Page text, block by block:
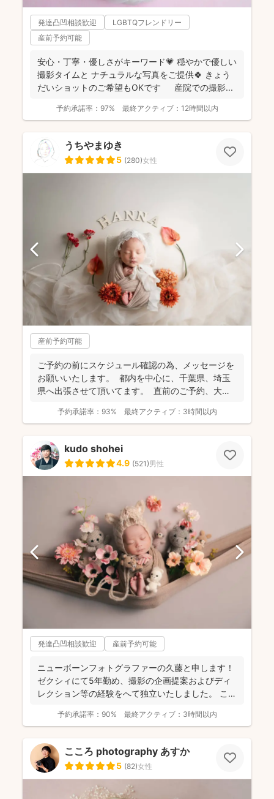
発達凸凹相談歓迎
LGBTQフレンドリー
産前予約可能
安心・丁寧・優しさがキーワード💗 穏やかで優しい
撮影タイムと ナチュラルな写真をご提供🍀 きょう
だいショットのご希望もOKです 産院での撮影...
予約承諾率： 97% 最終アクティブ： 12時間以内
うちやまゆき
5 (280)女性
産前予約可能
ご予約の前にスケジュール確認の為、 メッセージを
お願いいたします。 都内を中心に、千葉県、埼玉
県へ出張させて頂いてます。 直前のご予約、大歓
予約承諾率： 93% 最終アクティブ： 3時間以内
kudo shohei
4.9 (521)男性
発達凸凹相談歓迎 産前予約可能
ニューボーンフォトグラファーの久藤と申します！
ゼクシィにて5年勤め、撮影の企画提案およびディ
レクション等の経験をへて独立いたしました。 これ
予約承諾率： 90% 最終アクティブ： 3時間以内
こころ photography あすか
5 (82)女性